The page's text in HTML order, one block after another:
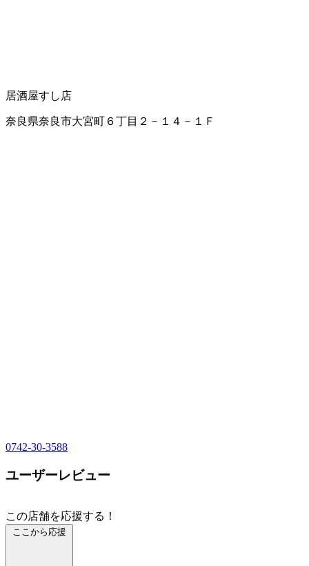
居酒屋すし店
奈良県奈良市大宮町６丁目２－１４－１Ｆ
0742-30-3588
ユーザーレビュー
この店舗を応援する！
ここから応援